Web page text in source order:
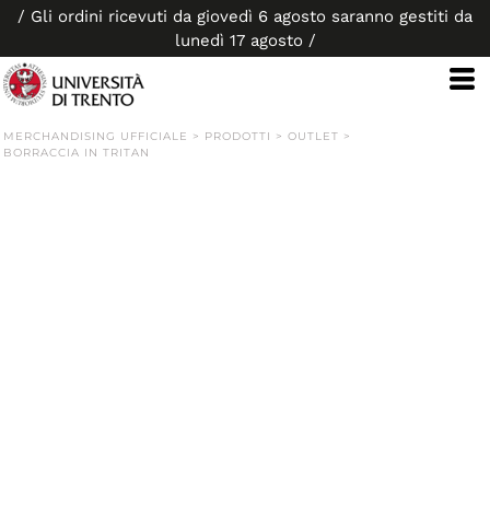
/ Gli ordini ricevuti da giovedì 6 agosto saranno gestiti da
lunedì 17 agosto /
MERCHANDISING UFFICIALE > PRODOTTI > OUTLET >
BORRACCIA IN TRITAN